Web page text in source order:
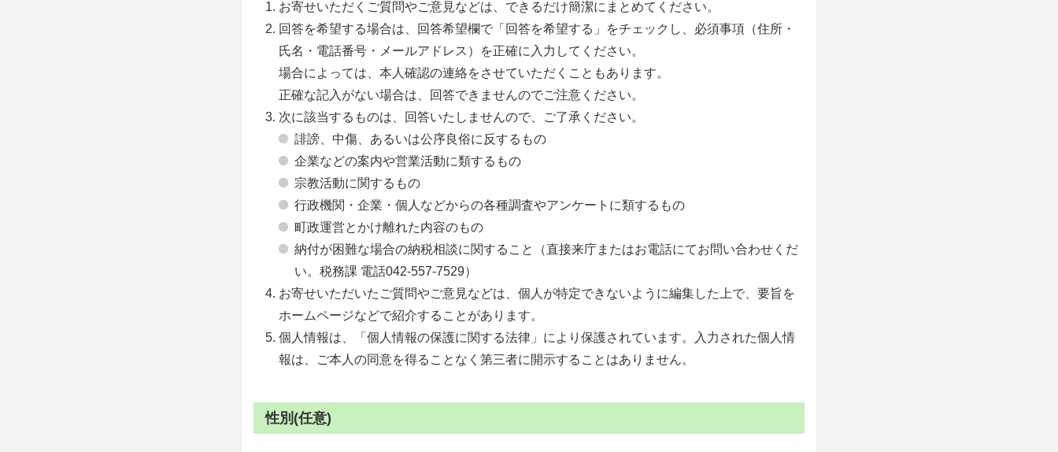
お寄せいただくご質問やご意見などは、できるだけ簡潔にまとめてください。
回答を希望する場合は、回答希望欄で「回答を希望する」をチェックし、必須事項（住所・
氏名・電話番号・メールアドレス）を正確に入力してください。
場合によっては、本人確認の連絡をさせていただくこともあります。
正確な記入がない場合は、回答できませんのでご注意ください。
次に該当するものは、回答いたしませんので、ご了承ください。
誹謗、中傷、あるいは公序良俗に反するもの
企業などの案内や営業活動に類するもの
宗教活動に関するもの
行政機関・企業・個人などからの各種調査やアンケートに類するもの
町政運営とかけ離れた内容のもの
納付が困難な場合の納税相談に関すること（直接来庁またはお電話にてお問い合わせくだ
い。税務課 電話042-557-7529）
お寄せいただいたご質問やご意見などは、個人が特定できないように編集した上で、要旨を
ホームページなどで紹介することがあります。
個人情報は、「個人情報の保護に関する法律」により保護されています。入力された個人情
報は、ご本人の同意を得ることなく第三者に開示することはありません。
性別(任意)